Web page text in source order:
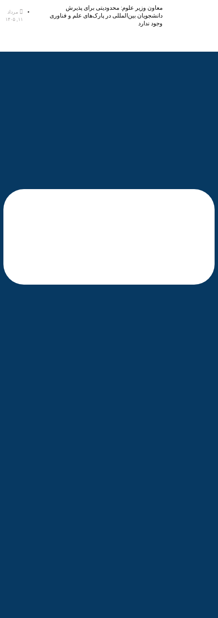
معاون وزیر علوم: محدودیتی برای پذیرش
دانشجویان بین‌المللی در پارک‌های علم و فناوری
وجود ندارد
مرداد
۱۱, ۱۴۰۵